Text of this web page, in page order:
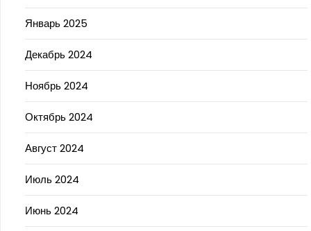
Январь 2025
Декабрь 2024
Ноябрь 2024
Октябрь 2024
Август 2024
Июль 2024
Июнь 2024